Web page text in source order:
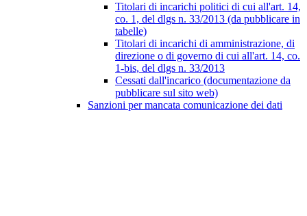
Titolari di incarichi politici di cui all'art. 14,
co. 1, del dlgs n. 33/2013 (da pubblicare in
tabelle)
Titolari di incarichi di amministrazione, di
direzione o di governo di cui all'art. 14, co.
1-bis, del dlgs n. 33/2013
Cessati dall'incarico (documentazione da
pubblicare sul sito web)
Sanzioni per mancata comunicazione dei dati